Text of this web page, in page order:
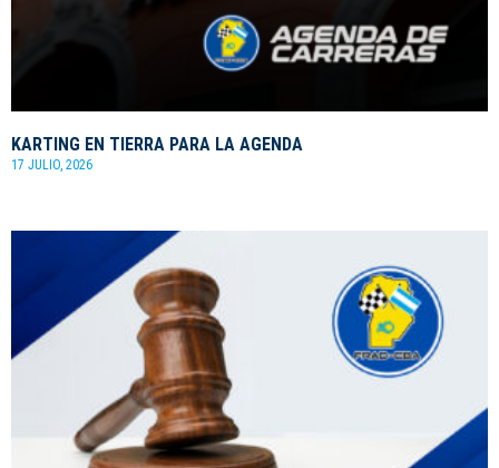
KARTING EN TIERRA PARA LA AGENDA
17 JULIO, 2026